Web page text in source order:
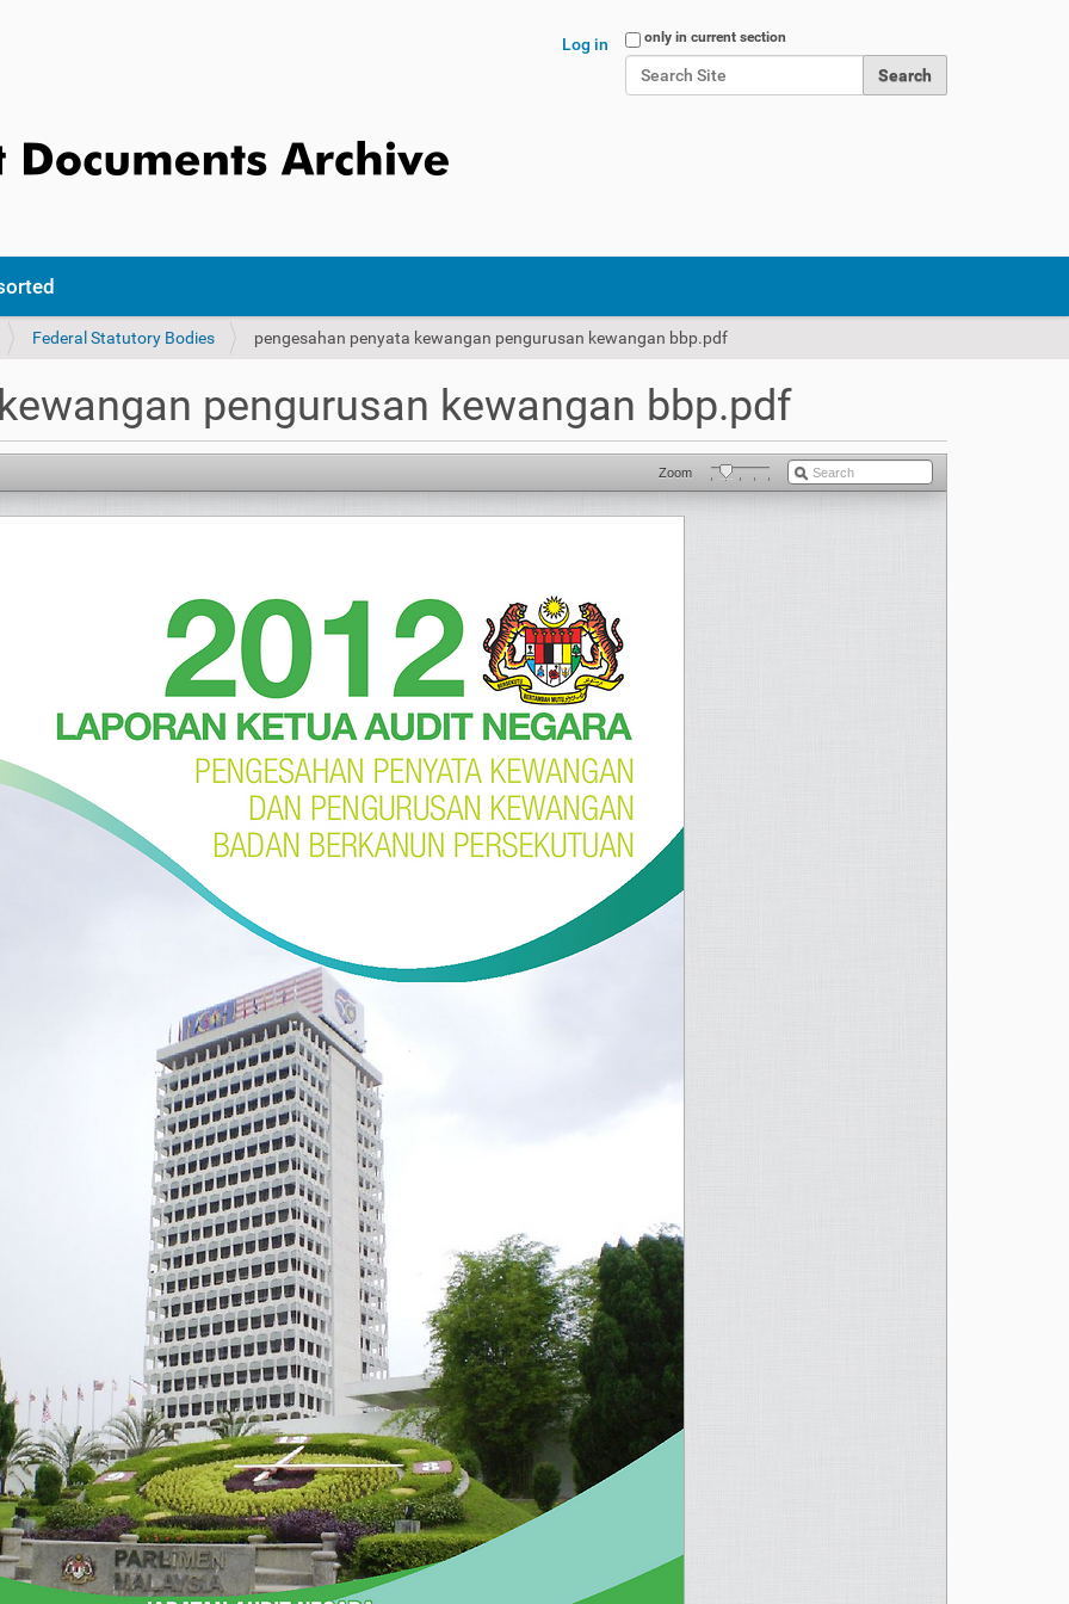
Search Site
only in current section
Log in
Federal Statutory Bodies pengesahan penyata kewangan pengurusan kewangan bbp.pdf
pengurusan kewangan bbp.pdf
Zoom